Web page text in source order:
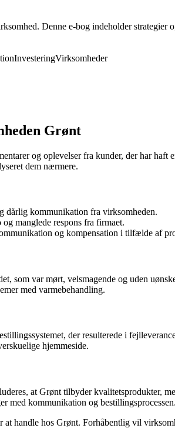
Denne e-bog indeholder strategier
InvesteringVirksomheder
Grønt
og oplevelser fra kunder, der har
dem nærmere.
dårlig kommunikation fra virksomheden.
manglede respons fra firmaet.
og kompensation i tilfælde af
som var mørt, velsmagende og uden
med varmebehandling.
der resulterede i
hjemmeside.
at Grønt tilbyder kvalitetsprodukter,
med kommunikation og bestillingsprocessen.
handle hos Grønt. Forhåbentlig vil